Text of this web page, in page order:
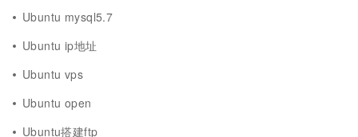
Ubuntu mysql5.7
Ubuntu ip地址
Ubuntu vps
Ubuntu open
Ubuntu搭建ftp